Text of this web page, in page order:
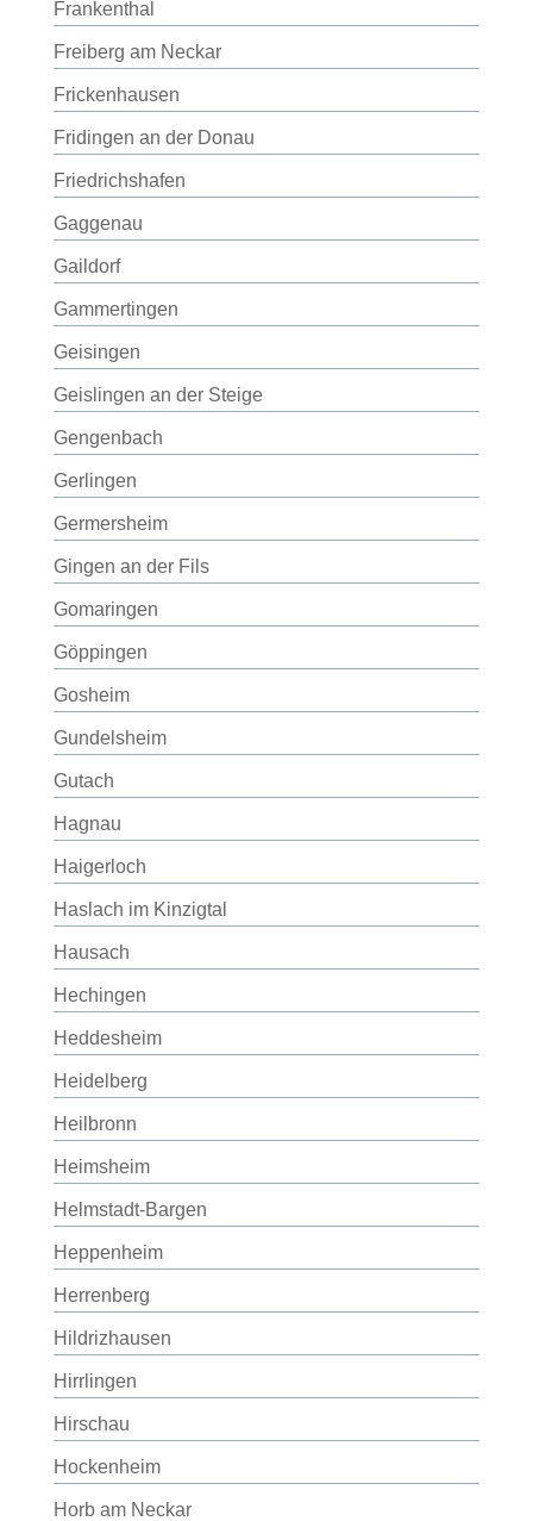
Frankenthal
Freiberg am Neckar
Frickenhausen
Fridingen an der Donau
Friedrichshafen
Gaggenau
Gaildorf
Gammertingen
Geisingen
Geislingen an der Steige
Gengenbach
Gerlingen
Germersheim
Gingen an der Fils
Gomaringen
Göppingen
Gosheim
Gundelsheim
Gutach
Hagnau
Haigerloch
Haslach im Kinzigtal
Hausach
Hechingen
Heddesheim
Heidelberg
Heilbronn
Heimsheim
Helmstadt-Bargen
Heppenheim
Herrenberg
Hildrizhausen
Hirrlingen
Hirschau
Hockenheim
Horb am Neckar